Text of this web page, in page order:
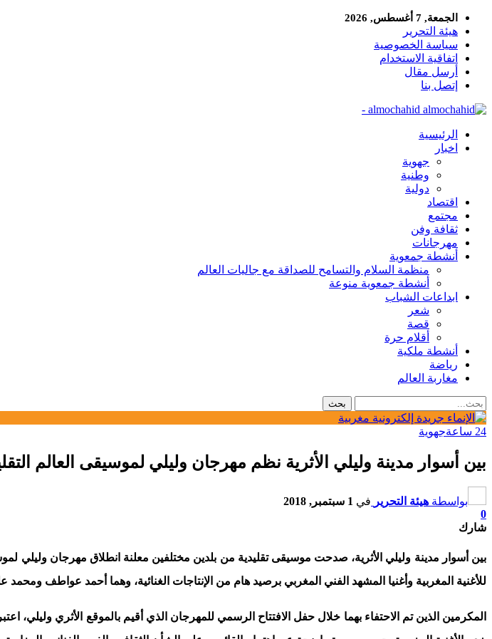
الجمعة, 7 أغسطس, 2026
هيئة التحرير
سياسة الخصوصية
اتفاقية الاستخدام
أرسل مقال
إتصل بنا
almochahid -
الرئيسية
اخبار
جهوية
وطنية
دولية
اقتصاد
مجتمع
ثقافة وفن
مهرجانات
أنشطة جمعوية
منظمة السلام والتسامح للصداقة مع جاليات العالم
أنشطة جمعوية منوعة
ابداعات الشباب
شعر
قصة
أقلام حرة
أنشطة ملكية
رياضة
مغاربة العالم
24 ساعة جهوية
بين أسوار مدينة وليلي الأثرية نظم مهرجان وليلي لموسيقى العالم
بواسطة هيئة التحرير في 1 سبتمبر, 2018
0
شارك
بين أسوار مدينة وليلي الأثرية، صدحت موسيقى تقليدية من بلدين مختلفين معلنة انطلاق مهرجان وليلي
للأغنية المغربية وأغنيا المشهد الفني المغربي برصيد هام من الإنتاجات الغنائية، وهما أحمد عواطف ومحمد
المكرمين الذين تم الاحتفاء بهما خلال حفل الافتتاح الرسمي للمهرجان الذي أقيم بالموقع الأثري وليلي،